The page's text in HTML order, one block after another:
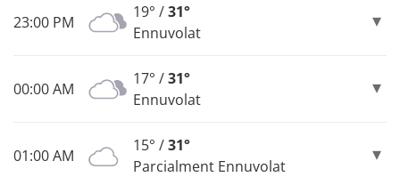
23:00 PM
19° /31°
Ennuvolat
00:00 AM
17° /31°
Ennuvolat
01:00 AM
15° /31°
Parcialment Ennuvolat